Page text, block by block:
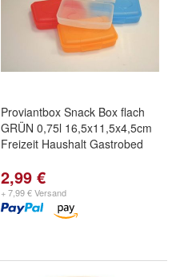
Proviantbox Snack Box flach
GRÜN 0,75l 16,5x11,5x4,5cm
Freizeit Haushalt Gastrobed
2,99 €
+ 7,99 € Versand